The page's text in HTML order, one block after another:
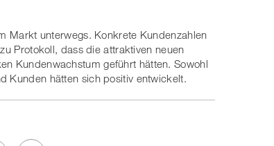
Markt unterwegs. Konkrete Kundenzahlen
Protokoll, dass die attraktiven neuen
Kundenwachstum geführt hätten. Sowohl
Kunden hätten sich positiv entwickelt.